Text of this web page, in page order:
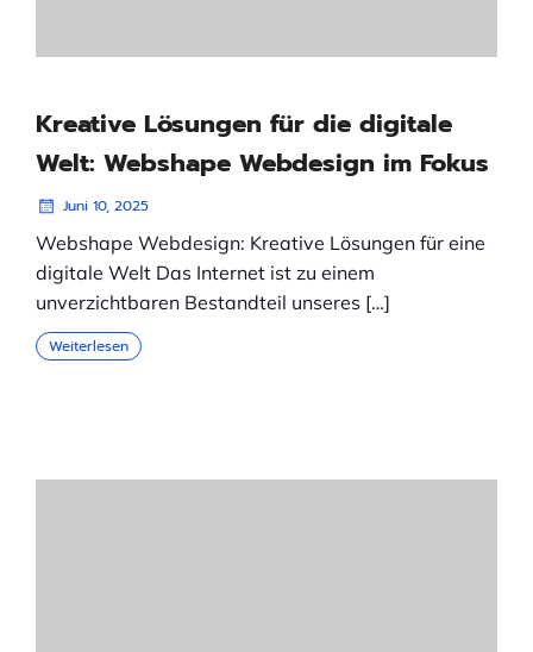
Kreative Lösungen für die digitale
Welt: Webshape Webdesign im Fokus
Juni 10, 2025
Webshape Webdesign: Kreative Lösungen für eine
digitale Welt Das Internet ist zu einem
unverzichtbaren Bestandteil unseres […]
Weiterlesen